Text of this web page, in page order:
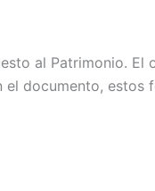
al Patrimonio.
documento, estos